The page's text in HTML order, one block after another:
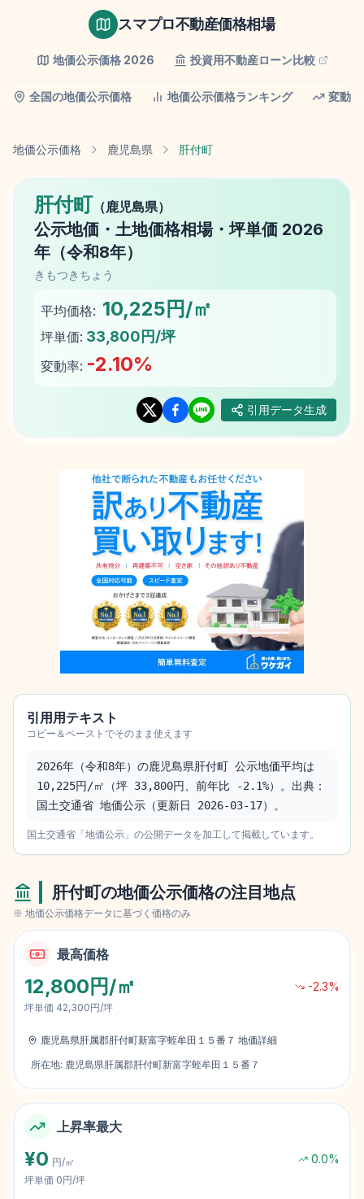
スマプロ不動産価格相場
地価公示価格 2026 投資用不動産ローン比較
全国の地価公示価格 地価公示価格ランキング 変動
地価公示価格 鹿児島県 肝付町
肝付町 （鹿児島県）
公示地価 ・土地価格相場・坪単価 2026
年（令和8年）
きもつきちょう
平均価格: 10,225円/㎡
坪単価: 33,800円/坪
変動率: -2.10%
引用データ生成
引用用テキスト
コピー＆ペーストでそのまま使えます
2026年（令和8年）の鹿児島県肝付町 公示地価平均は
10,225円/㎡（坪 33,800円、前年比 -2.1%）。出典：
国土交通省 地価公示（更新日 2026-03-17）。
国土交通省「地価公示」の公開データを加工して掲載しています。
肝付町の地価公示価格の注目地点
※ 地価公示価格データに基づく価格のみ
最高価格
12,800円/㎡ -2.3%
坪単価 42,300円/坪
鹿児島県肝属郡肝付町新富字蛭牟田１５番７ 地価詳細
所在地: 鹿児島県肝属郡肝付町新富字蛭牟田１５番７
上昇率最大
¥0 円/㎡ 0.0%
坪単価 0円/坪